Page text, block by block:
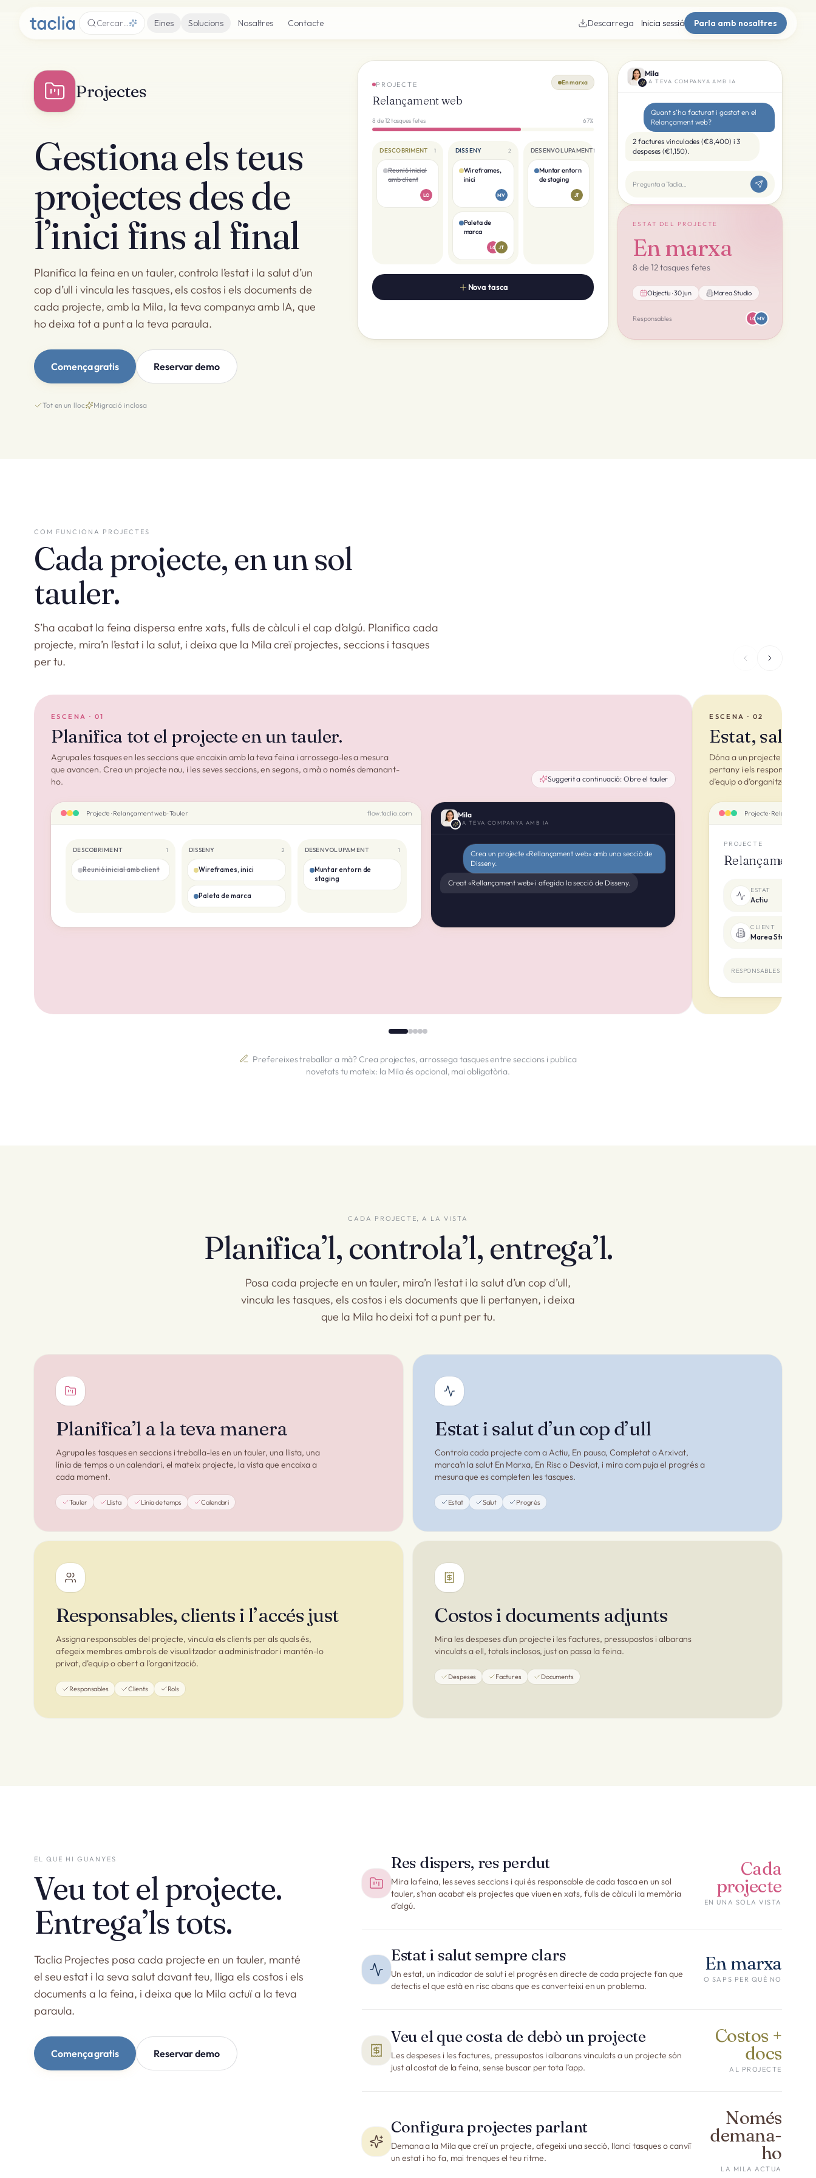
Cercar… Eines Solucions Nosaltres Contacte Descarrega Inicia sessió Parla amb nosaltres
Projectes
Gestiona els teus
projectes des de
l’inici fins al final
Planifica la feina en un tauler, controla l’estat i la salut d’un
cop d’ull i vincula les tasques, els costos i els documents de
cada projecte, amb la Mila, la teva companya amb IA, que
ho deixa tot a punt a la teva paraula.
Comença gratis Reservar demo
Tot en un lloc Migració inclosa
PROJECTE
Relançament web
En marxa
8 de 12 tasques fetes 67%
DESCOBRIMENT 1
Reunió inicial
amb client
LO
DISSENY 2
Wireframes,
inici
MV
Paleta de
marca
LO JT
DESENVOLUPAMENT1
Muntar entorn
de staging
JT
Nova tasca
Mila
LA TEVA COMPANYA AMB IA
Quant s’ha facturat i gastat en el
Relançament web?
2 factures vinculades (€8,400) i 3
despeses (€1,150).
Pregunta a Taclia…
ESTAT DEL PROJECTE
En marxa
8 de 12 tasques fetes
Objectiu · 30 jun Marea Studio
Responsables LO MV
COM FUNCIONA PROJECTES
Cada projecte, en un sol
tauler.
S’ha acabat la feina dispersa entre xats, fulls de càlcul i el cap d’algú. Planifica cada
projecte, mira’n l’estat i la salut, i deixa que la Mila creï projectes, seccions i tasques
per tu.
ESCENA · 01
Planifica tot el projecte en un tauler.
Agrupa les tasques en les seccions que encaixin amb la teva feina i arrossega-les a mesura
que avancen. Crea un projecte nou, i les seves seccions, en segons, a mà o només demanant-
ho.
Suggerit a continuació: Obre el tauler
Projecte · Relançament web · Tauler flow.taclia.com
DESCOBRIMENT 1
Reunió inicial amb client
DISSENY 2
Wireframes, inici
Paleta de marca
DESENVOLUPAMENT 1
Muntar entorn de
staging
Mila
LA TEVA COMPANYA AMB IA
Crea un projecte «Rellançament web» amb una secció de
Disseny.
Creat «Rellançament web» i afegida la secció de Disseny.
ESCENA · 02
Estat, salut i
Dóna a un projecte un
pertany i els responsables
d’equip o d’organització.
Projecte · Relançament
PROJECTE
Relançament
ESTAT
Actiu
CLIENT
Marea Studio
RESPONSABLES DEL
Prefereixes treballar a mà? Crea projectes, arrossega tasques entre seccions i publica
novetats tu mateix: la Mila és opcional, mai obligatòria.
CADA PROJECTE, A LA VISTA
Planifica’l, controla’l, entrega’l.
Posa cada projecte en un tauler, mira’n l’estat i la salut d’un cop d’ull,
vincula les tasques, els costos i els documents que li pertanyen, i deixa
que la Mila ho deixi tot a punt per tu.
Planifica’l a la teva manera
Agrupa les tasques en seccions i treballa-les en un tauler, una llista, una
línia de temps o un calendari, el mateix projecte, la vista que encaixa a
cada moment.
Tauler Llista Línia de temps Calendari
Estat i salut d’un cop d’ull
Controla cada projecte com a Actiu, En pausa, Completat o Arxivat,
marca’n la salut En Marxa, En Risc o Desviat, i mira com puja el progrés a
mesura que es completen les tasques.
Estat Salut Progrés
Responsables, clients i l’accés just
Assigna responsables del projecte, vincula els clients per als quals és,
afegeix membres amb rols de visualitzador a administrador i mantén-lo
privat, d’equip o obert a l’organització.
Responsables Clients Rols
Costos i documents adjunts
Mira les despeses d’un projecte i les factures, pressupostos i albarans
vinculats a ell, totals inclosos, just on passa la feina.
Despeses Factures Documents
EL QUE HI GUANYES
Veu tot el projecte.
Entrega’ls tots.
Taclia Projectes posa cada projecte en un tauler, manté
el seu estat i la seva salut davant teu, lliga els costos i els
documents a la feina, i deixa que la Mila actuï a la teva
paraula.
Comença gratis Reservar demo
Res dispers, res perdut
Mira la feina, les seves seccions i qui és responsable de cada tasca en un sol
tauler, s’han acabat els projectes que viuen en xats, fulls de càlcul i la memòria
d’algú.
Cada
projecte
EN UNA SOLA VISTA
Estat i salut sempre clars
Un estat, un indicador de salut i el progrés en directe de cada projecte fan que
detectis el que està en risc abans que es converteixi en un problema.
En marxa
O SAPS PER QUÈ NO
Veu el que costa de debò un projecte
Les despeses i les factures, pressupostos i albarans vinculats a un projecte són
just al costat de la feina, sense buscar per tota l’app.
Costos +
docs
AL PROJECTE
Configura projectes parlant
Demana a la Mila que creï un projecte, afegeixi una secció, llanci tasques o canviï
un estat i ho fa, mai trenques el teu ritme.
Només
demana-
ho
LA MILA ACTUA